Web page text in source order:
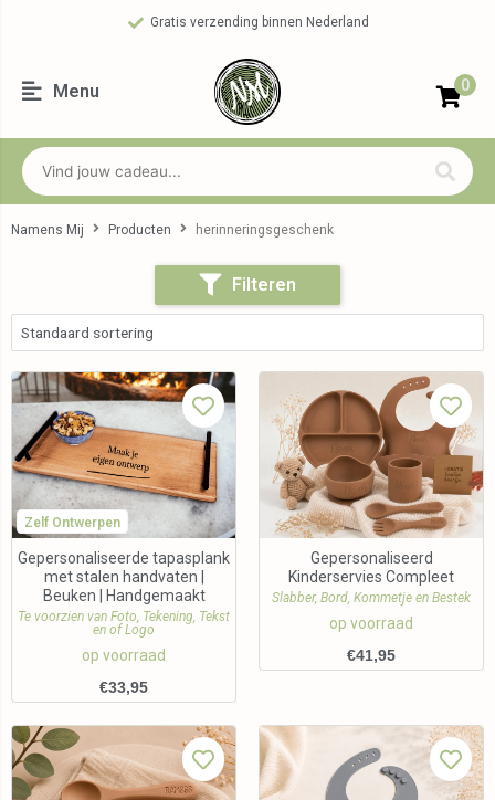
Gratis verzending binnen Nederland
Menu 0
Namens Mij Producten herinneringsgeschenk
Filteren
Zelf Ontwerpen
Gepersonaliseerde tapasplank
met stalen handvaten |
Beuken | Handgemaakt
Te voorzien van Foto, Tekening, Tekst
en of Logo
op voorraad
€33,95
Gepersonaliseerd
Kinderservies Compleet
Slabber, Bord, Kommetje en Bestek
op voorraad
€41,95